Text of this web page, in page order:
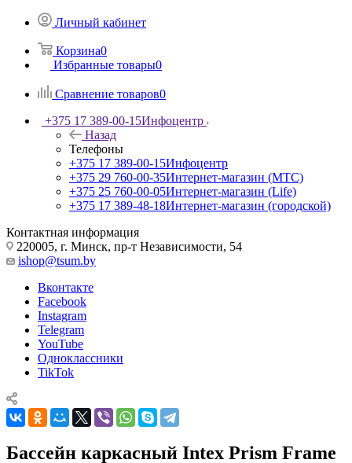
Личный кабинет
Корзина0
Избранные товары0
Сравнение товаров0
+375 17 389-00-15Инфоцентр
Назад
Телефоны
+375 17 389-00-15Инфоцентр
+375 29 760-00-35Интернет-магазин (МТС)
+375 25 760-00-05Интернет-магазин (Life)
+375 17 389-48-18Интернет-магазин (городской)
Контактная информация
220005, г. Минск, пр-т Независимости, 54
ishop@tsum.by
Вконтакте
Facebook
Instagram
Telegram
YouTube
Одноклассники
TikTok
Бассейн каркасный Intex Prism Frame